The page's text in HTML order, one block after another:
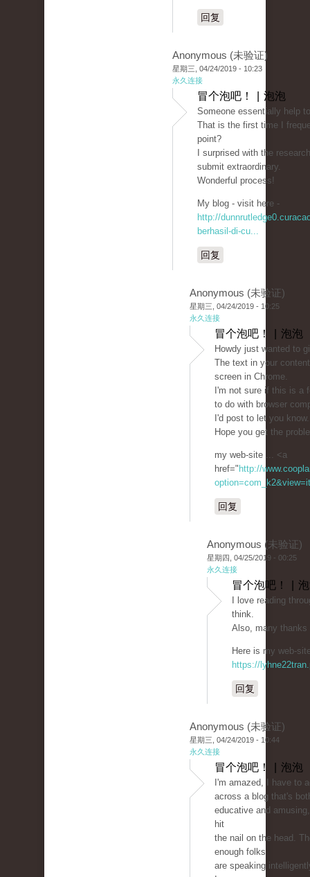
回复
Anonymous (未验证)
星期三, 04/24/2019 - 10:23
永久连接
冒个泡吧！ | 泡泡
Someone essentially help
That is the first time I
point?
I surprised with the
submit extraordinary.
Wonderful process!
My blog - visit here -
http://
berhasil-di-cu...
回复
Anonymous (未验证)
星期三, 04/24/2019 - 10:25
永久连接
冒个泡吧！ | 泡泡
Howdy just wanted to
The text in your
screen in Chrome.
I'm not sure if this is a
to do with browser
I'd post to let you
Hope you get the
my web-site ... <a
href=" http://
回复
Anonymous (未验证)
星期四, 04/25/2019 - 00:25
永久连接
冒个泡吧！ |
I love reading
think.
Also, many thanks
Here is my web-
https://
回复
Anonymous (未验证)
星期三, 04/24/2019 - 10:44
永久连接
冒个泡吧！ | 泡泡
I'm amazed, I have to
across a blog that's
educative and
hit
the nail on the head.
enough folks
are speaking